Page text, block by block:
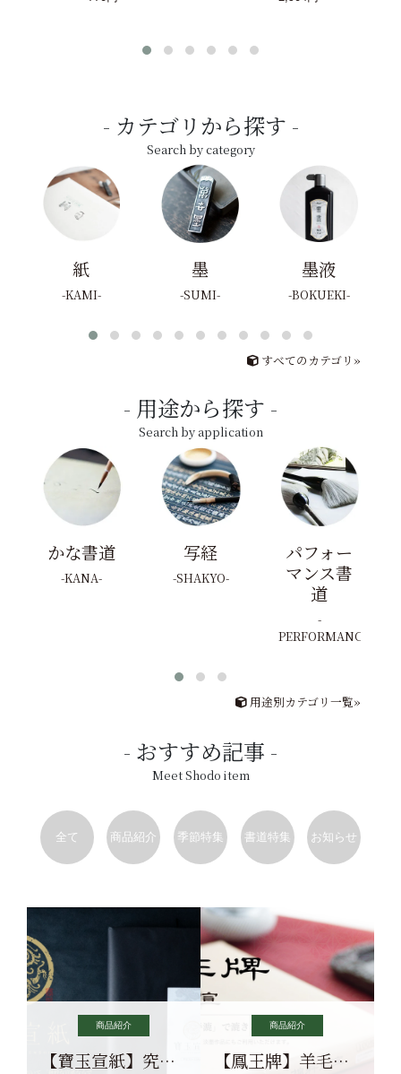
カテゴリから探す
Search by category
紙
KAMI
墨
SUMI
墨液
BOKUEKI
すべてのカテゴリ»
用途から探す
Search by application
かな書道
KANA
写経
SHAKYO
パフォー
マンス書
道
PERFORMANCE
用途別カテゴリ一覧»
おすすめ記事
Meet Shodo item
全て 商品紹介 季節特集 書道特集 お知らせ
商品紹介
【寶玉宣紙】究極の純粋な宣紙を目指す寶玉宣紙
商品紹介
【鳳王牌】羊毛筆×濃墨での揮毫に最適な宣紙系画仙紙